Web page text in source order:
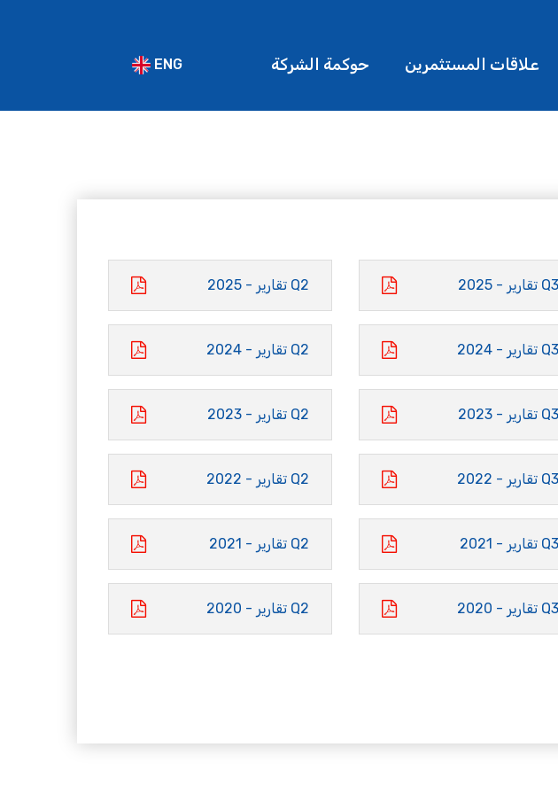
علاقات المستثمرين حوكمة الشركة ENG
Q3 تقارير - 2025 Q2 تقارير - 2025
Q3 تقارير - 2024 Q2 تقارير - 2024
Q3 تقارير - 2023 Q2 تقارير - 2023
Q3 تقارير - 2022 Q2 تقارير - 2022
Q3 تقارير - 2021 Q2 تقارير - 2021
Q3 تقارير - 2020 Q2 تقارير - 2020